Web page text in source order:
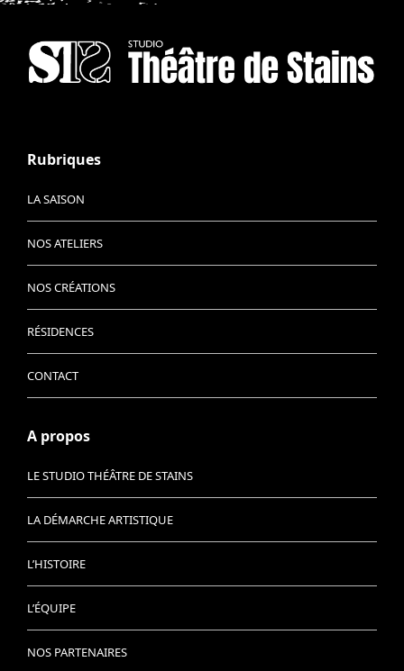
Rubriques
LA SAISON
NOS ATELIERS
NOS CRÉATIONS
RÉSIDENCES
CONTACT
A propos
LE STUDIO THÉÂTRE DE STAINS
LA DÉMARCHE ARTISTIQUE
L’HISTOIRE
L’ÉQUIPE
NOS PARTENAIRES